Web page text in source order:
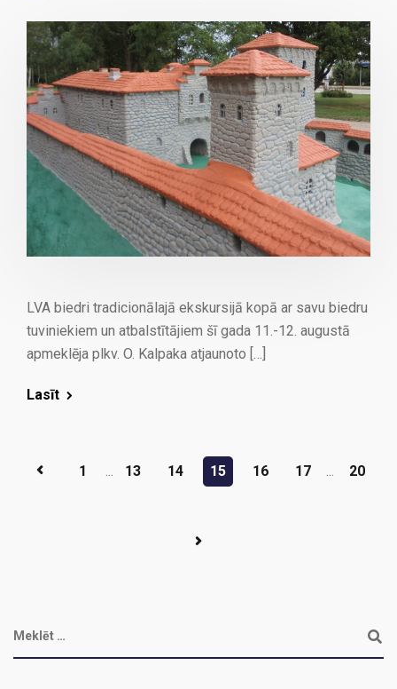
LVA biedri tradicionālajā ekskursijā kopā ar savu biedru
tuviniekiem un atbalstītājiem šī gada 11.-12. augustā
apmeklēja plkv. O. Kalpaka atjaunoto […]
Lasīt
1 13 14 15 16 17 20